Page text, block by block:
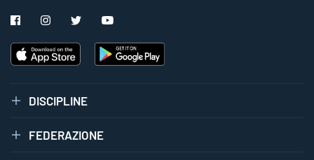
DISCIPLINE
FEDERAZIONE